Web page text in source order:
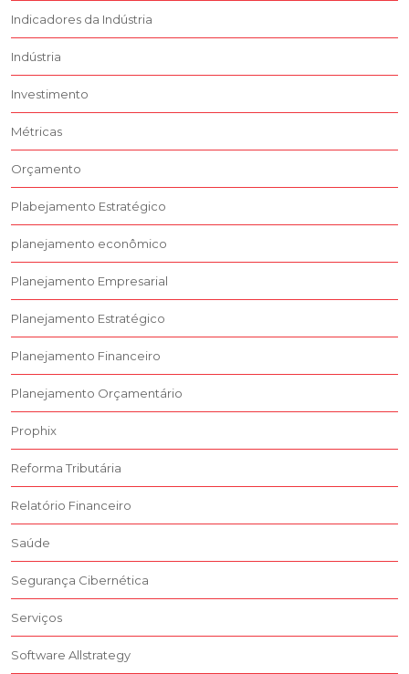
Indicadores da Indústria
Indústria
Investimento
Métricas
Orçamento
Plabejamento Estratégico
planejamento econômico
Planejamento Empresarial
Planejamento Estratégico
Planejamento Financeiro
Planejamento Orçamentário
Prophix
Reforma Tributária
Relatório Financeiro
Saúde
Segurança Cibernética
Serviços
Software Allstrategy